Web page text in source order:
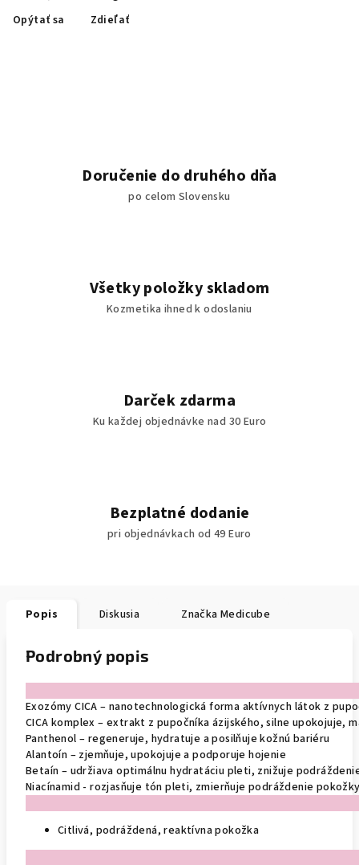
Opýtať sa Zdieľať
Doručenie do druhého dňa
po celom Slovensku
Všetky položky skladom
Kozmetika ihned k odoslaniu
Darček zdarma
Ku každej objednávke nad 30 Euro
Bezplatné dodanie
pri objednávkach od 49 Euro
Popis Diskusia Značka Medicube
Podrobný popis
Exozómy CICA – nanotechnologická forma aktívnych látok z
CICA komplex – extrakt z pupočníka ázijského, silne upokojuje,
Panthenol – regeneruje, hydratuje a posilňuje kožnú bariéru
Alantoín – zjemňuje, upokojuje a podporuje hojenie
Betaín – udržiava optimálnu hydratáciu pleti, znižuje
Niacínamid - rozjasňuje tón pleti, zmierňuje podráždenie
Citlivá, podráždená, reaktívna pokožka